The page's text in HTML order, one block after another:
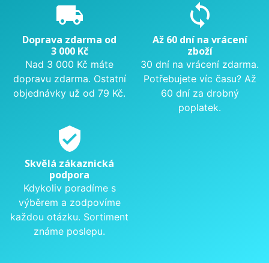
local_shipping
Doprava zdarma od
3 000 Kč
Nad 3 000 Kč máte
dopravu zdarma. Ostatní
objednávky už od 79 Kč.
sync
Až 60 dní na vrácení
zboží
30 dní na vrácení zdarma.
Potřebujete víc času? Až
60 dní za drobný
poplatek.
verified_user
Skvělá zákaznická
podpora
Kdykoliv poradíme s
výběrem a zodpovíme
každou otázku. Sortiment
známe poslepu.